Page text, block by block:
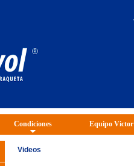
Condiciones Equipo Victor
Videos